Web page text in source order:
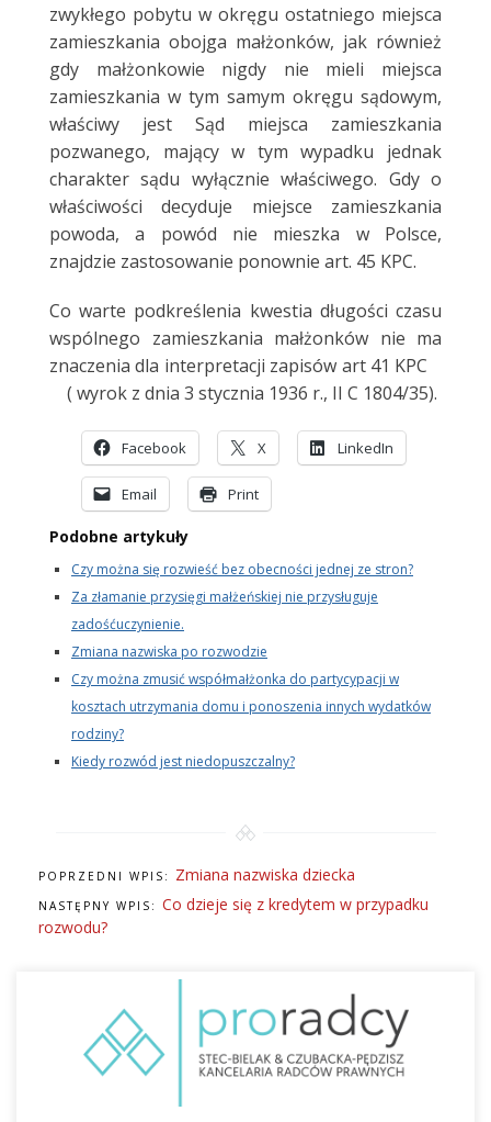
zwykłego pobytu w okręgu ostatniego miejsca
zamieszkania obojga małżonków, jak również
gdy małżonkowie nigdy nie mieli miejsca
zamieszkania w tym samym okręgu sądowym,
właściwy jest Sąd miejsca zamieszkania
pozwanego, mający w tym wypadku jednak
charakter sądu wyłącznie właściwego. Gdy o
właściwości decyduje miejsce zamieszkania
powoda, a powód nie mieszka w Polsce,
znajdzie zastosowanie ponownie art. 45 KPC.
Co warte podkreślenia kwestia długości czasu
wspólnego zamieszkania małżonków nie ma
znaczenia dla interpretacji zapisów art 41 KPC
( wyrok z dnia 3 stycznia 1936 r., II C 1804/35).
Facebook X LinkedIn
Email Print
Podobne artykuły
Czy można się rozwieść bez obecności jednej ze stron?
Za złamanie przysięgi małżeńskiej nie przysługuje
zadośćuczynienie.
Zmiana nazwiska po rozwodzie
Czy można zmusić współmałżonka do partycypacji w
kosztach utrzymania domu i ponoszenia innych wydatków
rodziny?
Kiedy rozwód jest niedopuszczalny?
POPRZEDNI WPIS: Zmiana nazwiska dziecka
NASTĘPNY WPIS: Co dzieje się z kredytem w przypadku
rozwodu?